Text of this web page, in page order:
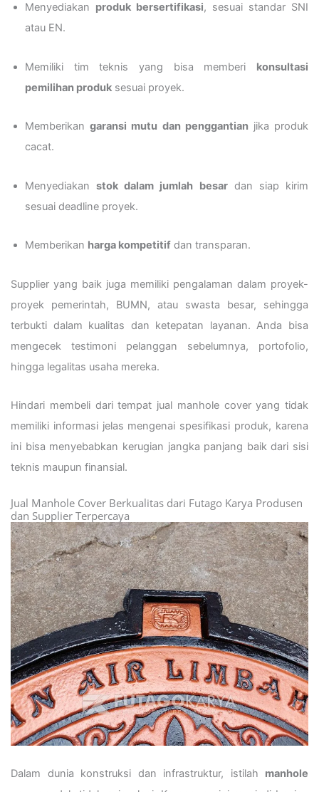
Menyediakan produk bersertifikasi, sesuai standar SNI
atau EN.
Memiliki tim teknis yang bisa memberi konsultasi
pemilihan produk sesuai proyek.
Memberikangaransi mutu dan penggantianjika produk
cacat.
Menyediakanstok dalam jumlah besardan siap kirim
sesuai deadline proyek.
Memberikan harga kompetitif dan transparan.
Supplier yang baik juga memiliki pengalaman dalam proyek-
proyek pemerintah, BUMN, atau swasta besar, sehingga
terbukti dalam kualitas dan ketepatan layanan. Anda bisa
mengecek testimoni pelanggan sebelumnya, portofolio,
hingga legalitas usaha mereka.
Hindari membeli dari tempat jual manhole cover yang tidak
memiliki informasi jelas mengenai spesifikasi produk, karena
ini bisa menyebabkan kerugian jangka panjang baik dari sisi
teknis maupun finansial.
Jual Manhole Cover Berkualitas dari Futago Karya Produsen
dan Supplier Terpercaya
Dalam dunia konstruksi dan infrastruktur, istilah manhole